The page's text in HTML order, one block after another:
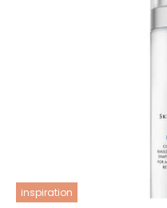
inspiration